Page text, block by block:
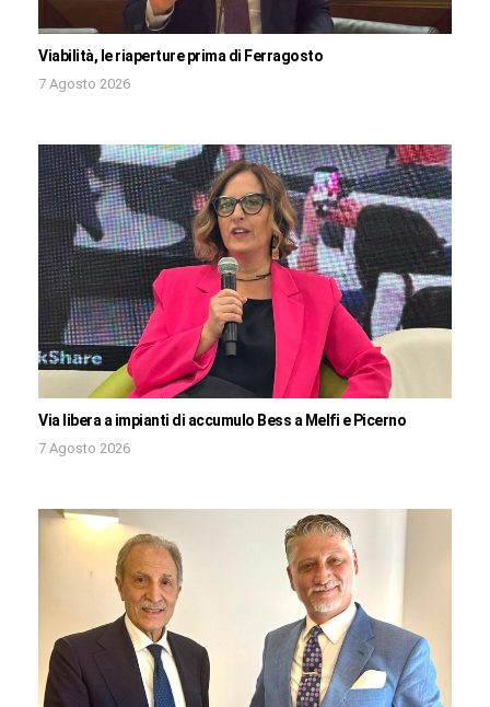
Viabilità, le riaperture prima di Ferragosto
7 Agosto 2026
Via libera a impianti di accumulo Bess a Melfi e Picerno
7 Agosto 2026